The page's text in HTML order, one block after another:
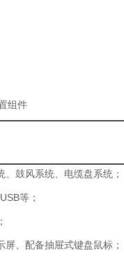
组件
鼓风系统、电缆盘系统；
等；
、配备抽屉式键盘鼠标；